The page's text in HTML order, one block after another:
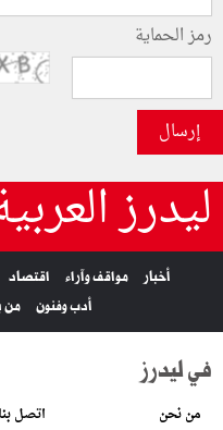
رمز الحماية
إرسال
ليدرز
أخبار مواقف وآراء اقتصاد
أدب وفنون
من
في ليدرز
من نحن اتصل بنا